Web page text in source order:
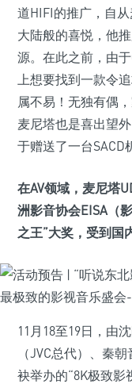
道HIFI的推广，自
大陆般的喜悦，他
源。在此之前，由
上想要找到一款令
属不易！无独有偶
麦尼塔也是喜出望
于赠送了一台SACD
在AV领域，麦尼塔
洲影音协会EISA（
之王”大奖，受到国
11月18至19日，由
（JVC总代）、秦
袂举办的“8K极致